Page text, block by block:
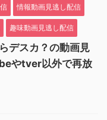
情報動画見逃し配信
趣味動画見逃し配信
デスカ？の動画見
やtver以外で再放